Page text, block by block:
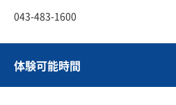
043-483-1600
体験可能時間